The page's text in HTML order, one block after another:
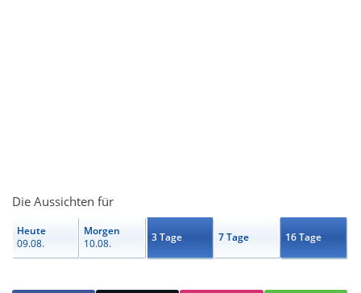
Die Aussichten für
Heute
09.08.
Morgen
10.08.
3 Tage 7 Tage 16 Tage